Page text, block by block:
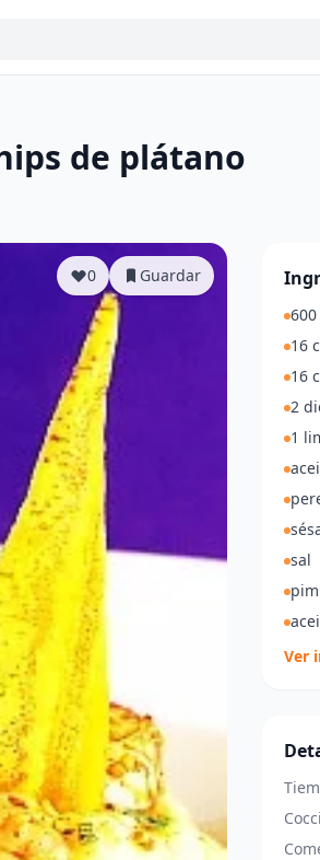
de plátano
0 Guardar
16
16
2
1
sal
Ver